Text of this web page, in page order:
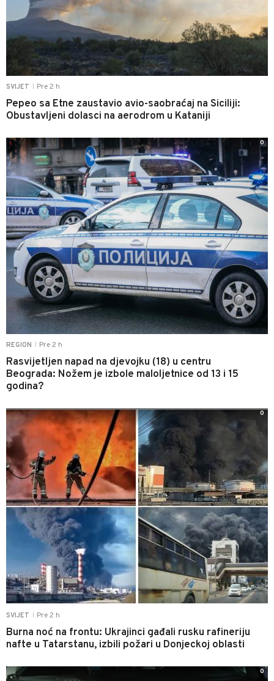
SVIJET Pre 2 h
Pepeo sa Etne zaustavio avio-saobraćaj na Siciliji:
Obustavljeni dolasci na aerodrom u Kataniji
REGION Pre 2 h
Rasvijetljen napad na djevojku (18) u centru
Beograda: Nožem je izbole maloljetnice od 13 i 15
godina?
0
SVIJET Pre 2 h
Burna noć na frontu: Ukrajinci gađali rusku rafineriju
nafte u Tatarstanu, izbili požari u Donjeckoj oblasti
0
0